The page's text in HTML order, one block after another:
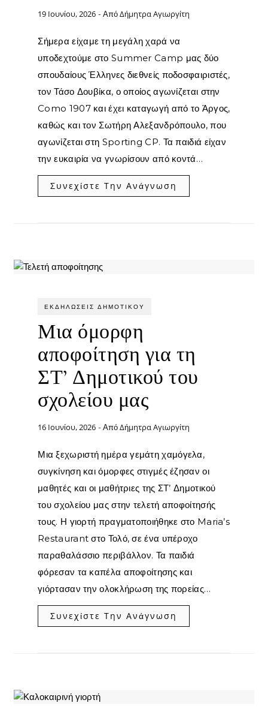
19 Ιουνίου, 2026 - ΑπόΔήμητρα Αγιωργίτη
Σήμερα είχαμε τη μεγάλη χαρά να
υποδεχτούμε στο Summer Camp μας δύο
σπουδαίους Έλληνες διεθνείς ποδοσφαιριστές,
τον Τάσο Δουβίκα, ο οποίος αγωνίζεται στην
Como 1907 και έχει καταγωγή από το Άργος,
καθώς και τον Σωτήρη Αλεξανδρόπουλο, που
αγωνίζεται στη Sporting CP. Τα παιδιά είχαν
την ευκαιρία να γνωρίσουν από κοντά…
Συνεχίστε Την Ανάγνωση
ΕΚΔΗΛΏΣΕΙΣ ΔΗΜΟΤΙΚΟΎ
Μια όμορφη
αποφοίτηση για τη
ΣΤ’ Δημοτικού του
σχολείου μας
16 Ιουνίου, 2026 - ΑπόΔήμητρα Αγιωργίτη
Μια ξεχωριστή ημέρα γεμάτη χαμόγελα,
συγκίνηση και όμορφες στιγμές έζησαν οι
μαθητές και οι μαθήτριες της ΣΤ’ Δημοτικού
του σχολείου μας στην τελετή αποφοίτησής
τους. Η γιορτή πραγματοποιήθηκε στο Maria’s
Restaurant στο Τολό, σε ένα υπέροχο
παραθαλάσσιο περιβάλλον. Τα παιδιά
φόρεσαν τα καπέλα αποφοίτησης και
γιόρτασαν την ολοκλήρωση της πορείας…
Συνεχίστε Την Ανάγνωση